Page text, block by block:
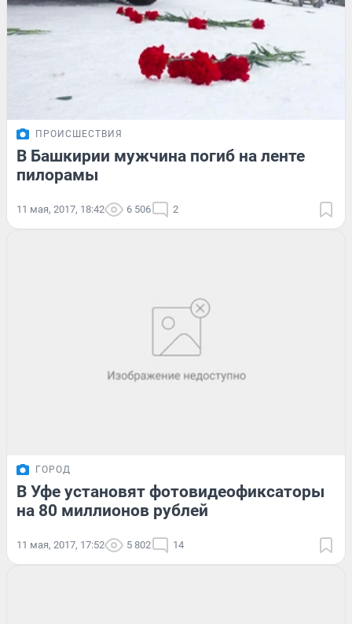
ПРОИСШЕСТВИЯ
В Башкирии мужчина погиб на ленте
пилорамы
11 мая, 2017, 18:42 6 506 2
ГОРОД
В Уфе установят фотовидеофиксаторы
на 80 миллионов рублей
11 мая, 2017, 17:52 5 802 14